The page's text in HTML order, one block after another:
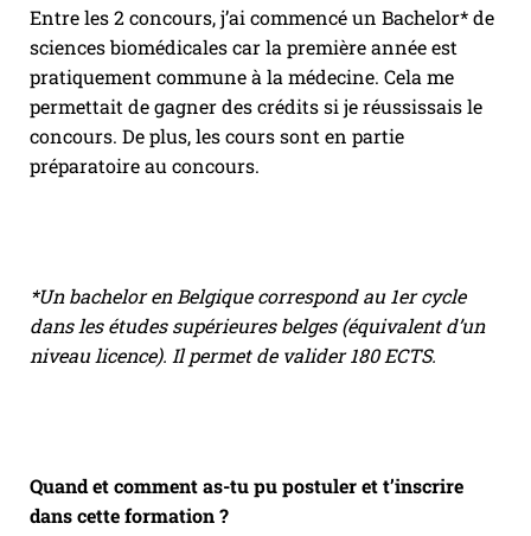
Entre les 2 concours, j’ai commencé un Bachelor* de
sciences biomédicales car la première année est
pratiquement commune à la médecine. Cela me
permettait de gagner des crédits si je réussissais le
concours. De plus, les cours sont en partie
préparatoire au concours.
*Un bachelor en Belgique correspond au 1er cycle
dans les études supérieures belges (équivalent d’un
niveau licence). Il permet de valider 180 ECTS.
Quand et comment as-tu pu postuler et t’inscrire
dans cette formation ?